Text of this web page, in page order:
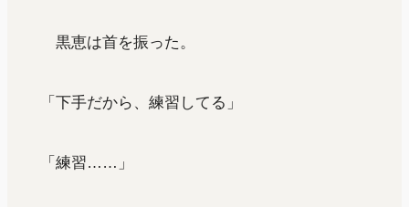
黒恵は首を振った。
「下手だから、練習してる」
「練習……」